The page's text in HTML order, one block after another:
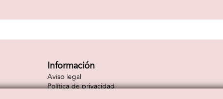
Información
Aviso legal
Política de privacidad